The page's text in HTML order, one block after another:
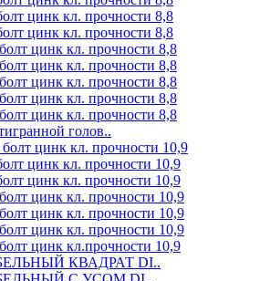
цинк кл. прочности 8,8
цинк кл. прочности 8,8
цинк кл. прочности 8,8
цинк кл. прочности 8,8
цинк кл. прочности 8,8
цинк кл. прочности 8,8
цинк кл. прочности 8,8
голов..
цинк кл. прочности 10,9
цинк кл. прочности 10,9
цинк кл. прочности 10,9
цинк кл. прочности 10,9
цинк кл. прочности 10,9
цинк кл. прочности 10,9
цинк кл.прочности 10,9
КВАДРАТ DI..